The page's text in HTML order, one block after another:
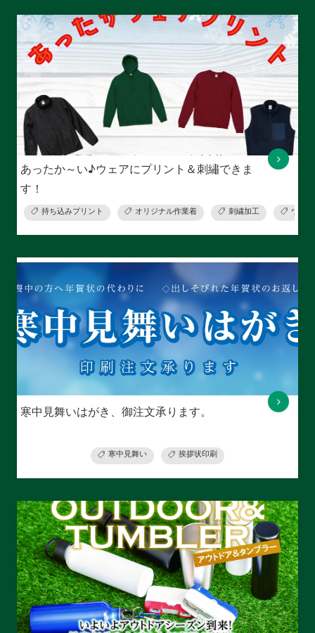
あったか～い♪ウェアにプリント＆刺繡できま
す！
持ち込みプリント オリジナル作業着 刺繍加工 ウェ
寒中見舞いはがき、御注文承ります。
寒中見舞い 挨拶状印刷